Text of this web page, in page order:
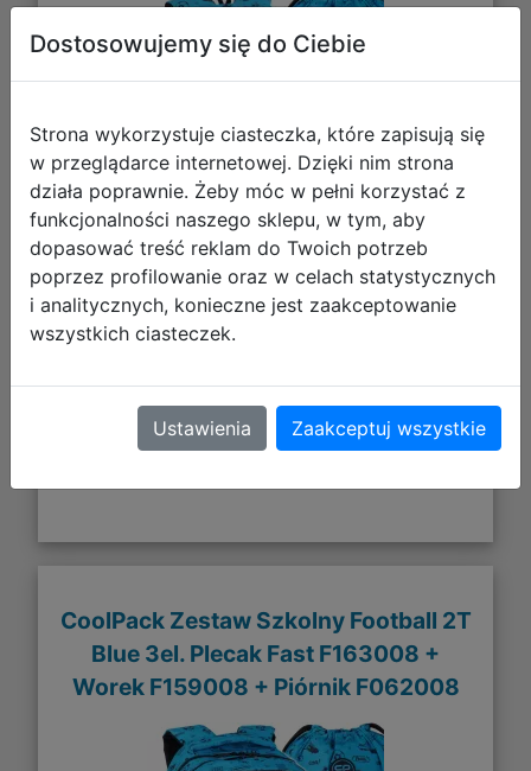
184,97 zł
DO KOSZYKA
Galeria zdjęć
CoolPack Zestaw Szkolny Football 2T
Blue 3el. Plecak Fast F163008 +
Worek F159008 + Piórnik F062008
Dostosowujemy się do Ciebie
Strona wykorzystuje ciasteczka, które zapisują się
w przeglądarce internetowej. Dzięki nim strona
działa poprawnie. Żeby móc w pełni korzystać z
funkcjonalności naszego sklepu, w tym, aby
dopasować treść reklam do Twoich potrzeb
poprzez profilowanie oraz w celach statystycznych
i analitycznych, konieczne jest zaakceptowanie
wszystkich ciasteczek.
Ustawienia Zaakceptuj wszystkie